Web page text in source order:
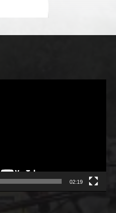
02:19